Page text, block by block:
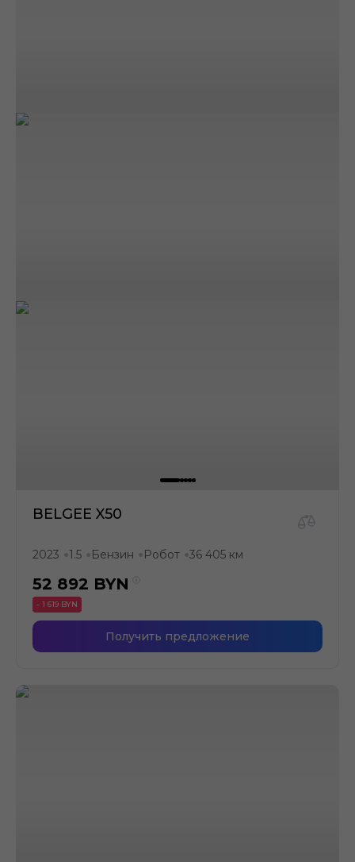
BELGEE X50
2023 ●1.5 ● Бензин ● Робот ●36 405 км
52 892 BYN
- 1 619 BYN
Получить предложение